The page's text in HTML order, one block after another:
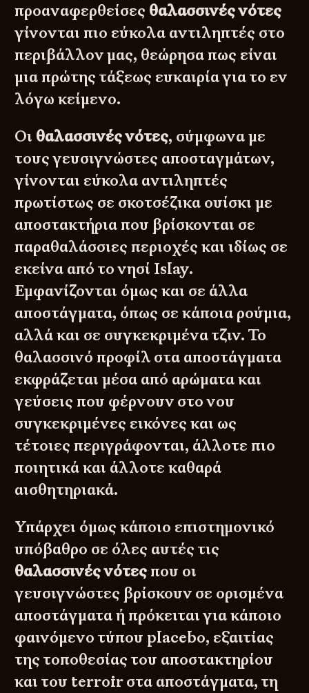
προαναφερθείσες θαλασσινές νότες
γίνονται πιο εύκολα αντιληπτές στο
περιβάλλον μας, θεώρησα πως είναι
μια πρώτης τάξεως ευκαιρία για το εν
λόγω κείμενο.
Οι θαλασσινές νότες, σύμφωνα με
τους γευσιγνώστες αποσταγμάτων,
γίνονται εύκολα αντιληπτές
πρωτίστως σε σκοτσέζικα ουίσκι με
αποστακτήρια που βρίσκονται σε
παραθαλάσσιες περιοχές και ιδίως σε
εκείνα από το νησί Islay.
Εμφανίζονται όμως και σε άλλα
αποστάγματα, όπως σε κάποια ρούμια,
αλλά και σε συγκεκριμένα τζιν. Το
θαλασσινό προφίλ στα αποστάγματα
εκφράζεται μέσα από αρώματα και
γεύσεις που φέρνουν στο νου
συγκεκριμένες εικόνες και ως
τέτοιες περιγράφονται, άλλοτε πιο
ποιητικά και άλλοτε καθαρά
αισθητηριακά.
Υπάρχει όμως κάποιο επιστημονικό
υπόβαθρο σε όλες αυτές τις
θαλασσινές νότες που οι
γευσιγνώστες βρίσκουν σε ορισμένα
αποστάγματα ή πρόκειται για κάποιο
φαινόμενο τύπου placebo, εξαιτίας
της τοποθεσίας του αποστακτηρίου
και του terroir στα αποστάγματα, τη